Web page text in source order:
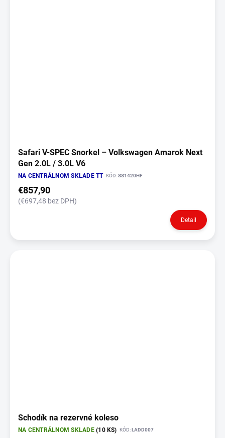
Safari V-SPEC Snorkel – Volkswagen Amarok Next
Gen 2.0L / 3.0L V6
NA CENTRÁLNOM SKLADE TT KÓD:SS1420HF
€857,90
(€697,48 bez DPH)
Detail
Schodík na rezervné koleso
NA CENTRÁLNOM SKLADE(10 KS) KÓD:LADD007